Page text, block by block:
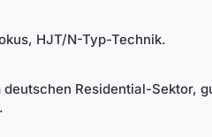
HJT/N-Typ-Technik.
deutschen Residential-Sektor,